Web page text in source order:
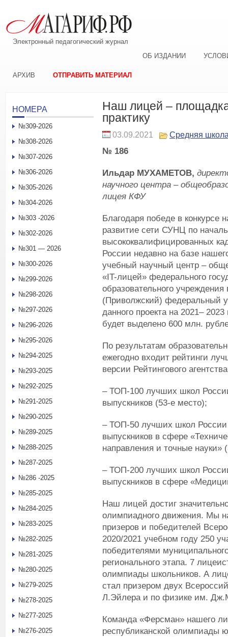
Электронный педагогический журнал
ОБ ИЗДАНИИ
АРХИВ ОТПРАВИТЬ МАТЕРИАЛ
Наш лицей –
практику
03.09.2021 Средняя
№ 186
Ильдар МУХАМЕТОВ,
научного центра –
лицея КФУ
Благодаря победе в конкурсе
развитие сети СУНЦ по
высококвалифицированных
России недавно на базе
учебный научный центр –
«IT-лицей» федерального
образовательного
(Приволжский) федеральный
данного проекта на 2021–
будет выделено 600 млн.
По результатам
ежегодно входит рейтинги
версии Рейтингового
– ТОП-100 лучших школ
выпускников (53-е место);
– ТОП-50 лучших школ России
выпускников в сфере
направления и точные науки»
– ТОП-200 лучших школ
выпускников в сфере
Наш лицей достиг
олимпиадного движения. Мы
призеров и победителей
2020/2021 учебном году 250
победителями
регионального этапа. 7
олимпиады школьников. А
стал призером двух
Л.Эйлера и по физике им.
Команда «Ферсман» нашего
республиканской олимпиады
НОМЕРА
№309-2026
№308-2026
№307-2026
№306-2026
№305-2026
№304-2026
№303 -2026
№302-2026
№301 — 2026
№300-2026
№299-2026
№298-2026
№297-2026
№296-2026
№295-2026
№294-2025
№293-2025
№292-2025
№291-2025
№290-2025
№289-2025
№288-2025
№287-2025
№286 -2025
№285-2025
№284-2025
№283-2025
№282-2025
№281-2025
№280-2025
№279-2025
№278-2025
№277-2025
№276-2025